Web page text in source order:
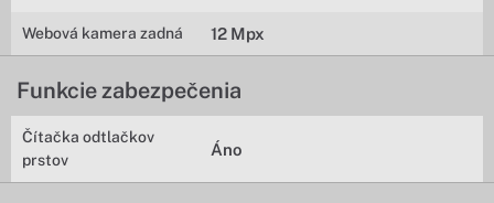
Webová kamera zadná 12 Mpx
Funkcie zabezpečenia
Čítačka odtlačkov
prstov
Áno